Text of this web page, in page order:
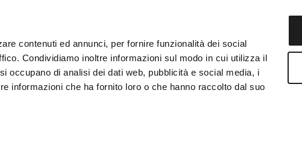
contenuti ed annunci, per fornire funzionalità dei social
Condividiamo inoltre informazioni sul modo in cui utilizza il
occupano di analisi dei dati web, pubblicità e social media, i
informazioni che ha fornito loro o che hanno raccolto dal suo
LE BOTTEGHE INFOTEKA